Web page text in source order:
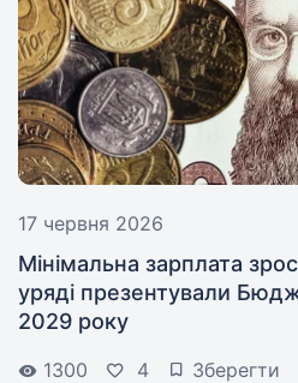
17 червня 2026
Мінімальна зарплата
уряді презентували
2029 року
1300 4 Зберегти